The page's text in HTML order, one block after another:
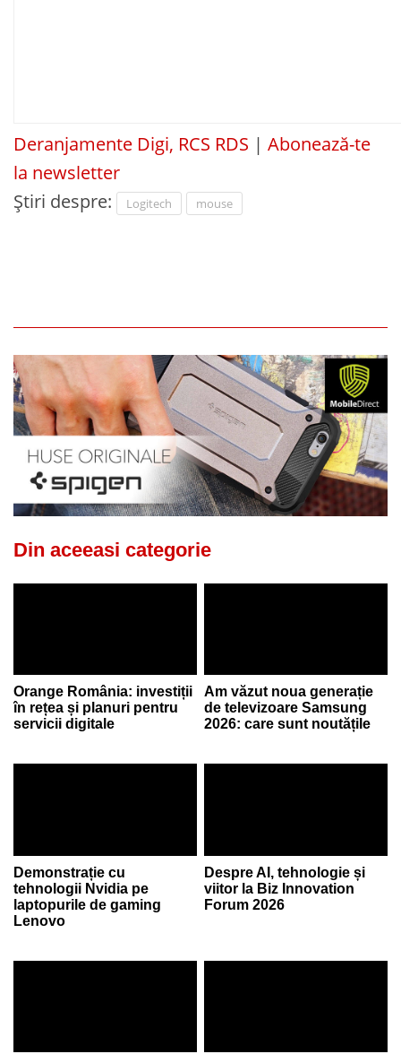
Deranjamente Digi, RCS RDS | Abonează-te
la newsletter
Știri despre:
Logitech mouse
Din aceeasi categorie
Orange România: investiții
în rețea și planuri pentru
servicii digitale
Am văzut noua generație
de televizoare Samsung
2026: care sunt noutățile
Demonstrație cu
tehnologii Nvidia pe
laptopurile de gaming
Lenovo
Despre AI, tehnologie și
viitor la Biz Innovation
Forum 2026